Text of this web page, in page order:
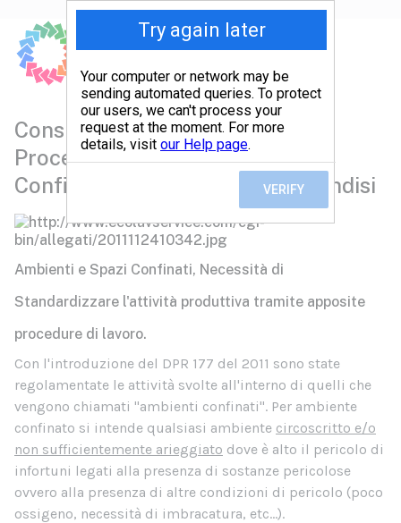
Consulenza per emissione
Procedura Ambienti e Spazi
Confinati a Taranto | Lecce | Brindisi
Ambienti e Spazi Confinati, Necessità di
Standardizzare l'attività produttiva tramite apposite
procedure di lavoro.
Con l'introduzione del DPR 177 del 2011 sono state
regolamentate le attività svolte all'interno di quelli che
vengono chiamati "ambienti confinati". Per ambiente
confinato si intende qualsiasi ambiente circoscritto e/o
non sufficientemente arieggiato dove è alto il pericolo di
infortuni legati alla presenza di sostanze pericolose
ovvero alla presenza di altre condizioni di pericolo (poco
ossigeno, necessità di imbracatura, etc...).